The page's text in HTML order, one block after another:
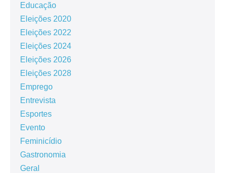
Educação
Eleições 2020
Eleições 2022
Eleições 2024
Eleições 2026
Eleições 2028
Emprego
Entrevista
Esportes
Evento
Feminicídio
Gastronomia
Geral